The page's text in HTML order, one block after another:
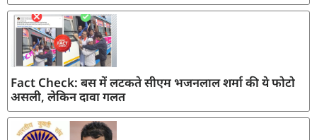
Fact Check: बस में लटकते सीएम भजनलाल शर्मा की ये फोटो
असली, लेकिन दावा गलत